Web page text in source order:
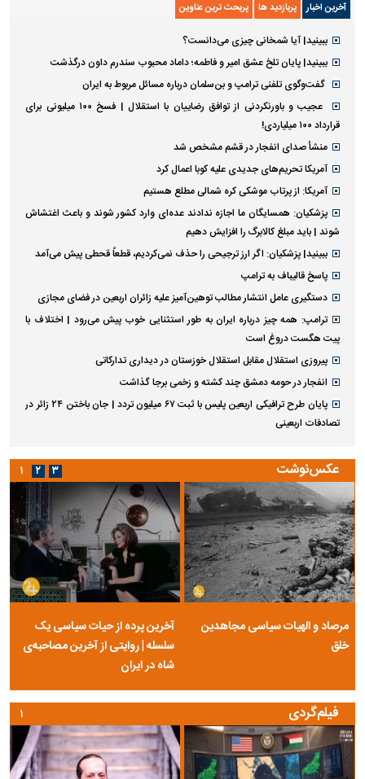
آخرین اخبار پربازدید ها پربحث ترین عناوین
ببینید| آیا شمخانی چیزی می‌دانست؟
ببینید| پایان تلخ عشق امیر و فاطمه؛ داماد محبوب سندرم داون درگذشت
گفت‌وگوی تلفنی ترامپ و بن‌سلمان درباره مسائل مربوط به ایران
عجیب و باورنکردنی از توافق رضاییان با استقلال | فسخ ۱۰۰ میلیونی برای
قرارداد ۱۰۰ میلیاردی!
منشأ صدای انفجار در قشم مشخص شد
آمریکا تحریم‌های جدیدی علیه کوبا اعمال کرد
آمریکا: از پرتاب موشکی کره شمالی مطلع هستیم
پزشکیان: همسایگان ما اجازه ندادند عده‌ای وارد کشور شوند و باعث اغتشاش
شوند | باید مبلغ کالابرگ را افزایش دهیم
ببینید| پزشکیان: اگر ارز ترجیحی را حذف نمی‌کردیم، قطعاً قحطی پیش می‌آمد
پاسخ قالیباف به ترامپ
دستگیری عامل انتشار مطالب توهین‌آمیز علیه زائران اربعین در فضای مجازی
ترامپ: همه چیز درباره ایران به طور استثنایی خوب پیش می‌رود | اختلاف با
پیت هگست دروغ است
پیروزی استقلال مقابل استقلال خوزستان در دیداری تدارکاتی
انفجار در حومه دمشق چند کشته و زخمی برجا گذاشت
پایان طرح ترافیکی اربعین پلیس با ثبت ۶۷ میلیون تردد | جان باختن ۲۴ زائر در
تصادفات اربعینی
عکس‌نوشت
مرصاد و الهیات سیاسی مجاهدین
خلق
آخرین پرده از حیات سیاسی یک
سلسله | روایتی از آخرین مصاحبه‌ی
شاه در ایران
۱ ۲ ۳
فیلم‌گردی ۱